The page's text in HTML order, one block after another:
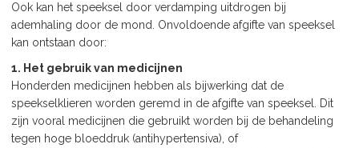
Ook kan het speeksel door verdamping uitdrogen bij
ademhaling door de mond. Onvoldoende afgifte van speeksel
kan ontstaan door:
1. Het gebruik van medicijnen
Honderden medicijnen hebben als bijwerking dat de
speekselklieren worden geremd in de afgifte van speeksel. Dit
zijn vooral medicijnen die gebruikt worden bij de behandeling
tegen hoge bloeddruk (antihypertensiva), of